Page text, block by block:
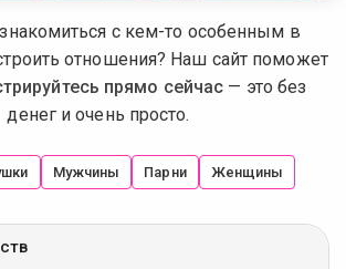
с кем-то особенным в
отношения? Наш сайт поможет
прямо сейчас — это без
денег и очень просто.
Мужчины Парни Женщины